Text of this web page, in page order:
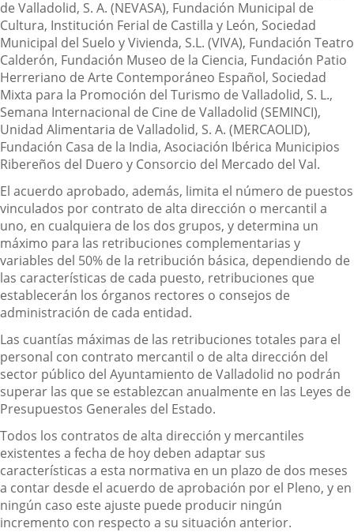
de Valladolid, S. A. (NEVASA), Fundación Municipal de
Cultura, Institución Ferial de Castilla y León, Sociedad
Municipal del Suelo y Vivienda, S.L. (VIVA), Fundación Teatro
Calderón, Fundación Museo de la Ciencia, Fundación Patio
Herreriano de Arte Contemporáneo Español, Sociedad
Mixta para la Promoción del Turismo de Valladolid, S. L.,
Semana Internacional de Cine de Valladolid (SEMINCI),
Unidad Alimentaria de Valladolid, S. A. (MERCAOLID),
Fundación Casa de la India, Asociación Ibérica Municipios
Ribereños del Duero y Consorcio del Mercado del Val.
El acuerdo aprobado, además, limita el número de puestos
vinculados por contrato de alta dirección o mercantil a
uno, en cualquiera de los dos grupos, y determina un
máximo para las retribuciones complementarias y
variables del 50% de la retribución básica, dependiendo de
las características de cada puesto, retribuciones que
establecerán los órganos rectores o consejos de
administración de cada entidad.
Las cuantías máximas de las retribuciones totales para el
personal con contrato mercantil o de alta dirección del
sector público del Ayuntamiento de Valladolid no podrán
superar las que se establezcan anualmente en las Leyes de
Presupuestos Generales del Estado.
Todos los contratos de alta dirección y mercantiles
existentes a fecha de hoy deben adaptar sus
características a esta normativa en un plazo de dos meses
a contar desde el acuerdo de aprobación por el Pleno, y en
ningún caso este ajuste puede producir ningún
incremento con respecto a su situación anterior.